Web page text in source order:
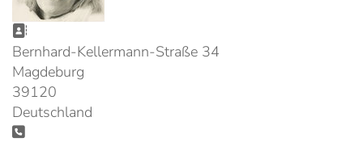
Adresse:
Bernhard-Kellermann-Straße 34
Magdeburg
39120
Deutschland
Telefon: